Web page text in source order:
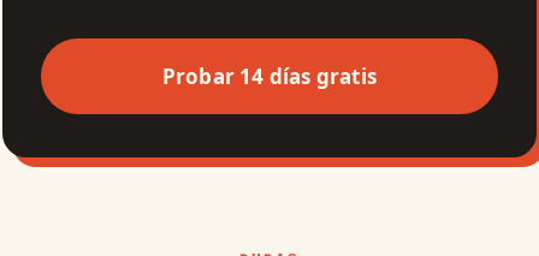
Probar 14 días gratis